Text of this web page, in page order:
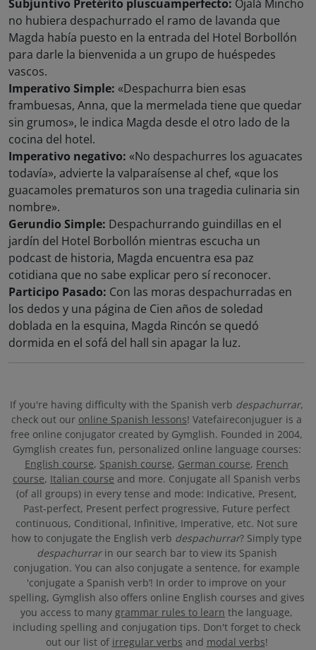
Subjuntivo Pretérito pluscuamperfecto: Ojalá Mincho
no hubiera despachurrado el ramo de lavanda que
Magda había puesto en la entrada del Hotel Borbollón
para darle la bienvenida a un grupo de huéspedes
vascos.
Imperativo Simple: «Despachurra bien esas
frambuesas, Anna, que la mermelada tiene que quedar
sin grumos», le indica Magda desde el otro lado de la
cocina del hotel.
Imperativo negativo: «No despachurres los aguacates
todavía», advierte la valparaísense al chef, «que los
guacamoles prematuros son una tragedia culinaria sin
nombre».
Gerundio Simple: Despachurrando guindillas en el
jardín del Hotel Borbollón mientras escucha un
podcast de historia, Magda encuentra esa paz
cotidiana que no sabe explicar pero sí reconocer.
Participo Pasado: Con las moras despachurradas en
los dedos y una página de Cien años de soledad
doblada en la esquina, Magda Rincón se quedó
dormida en el sofá del hall sin apagar la luz.
If you're having difficulty with the Spanish verb despachurrar,
check out our online Spanish lessons! Vatefaireconjuguer is a
free online conjugator created by Gymglish. Founded in 2004,
Gymglish creates fun, personalized online language courses:
English course, Spanish course, German course, French
course, Italian course and more. Conjugate all Spanish verbs
(of all groups) in every tense and mode: Indicative, Present,
Past-perfect, Present perfect progressive, Future perfect
continuous, Conditional, Infinitive, Imperative, etc. Not sure
how to conjugate the English verb despachurrar? Simply type
despachurrarin our search bar to view its Spanish
conjugation. You can also conjugate a sentence, for example
'conjugate a Spanish verb’! In order to improve on your
spelling, Gymglish also offers online English courses and gives
you access to many grammar rules to learn the language,
including spelling and conjugation tips. Don't forget to check
out our list of irregular verbs and modal verbs!